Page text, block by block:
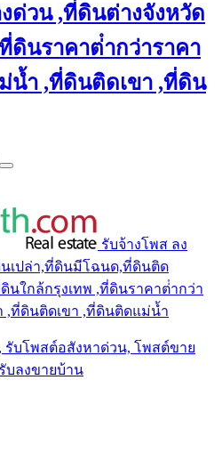
ด่วน ,ที่ดินต่างจังหวัด
ดินราคาต่ํากว่าราคา
น้ำ ,ที่ดินติดเขา ,ที่ดิน
รับจ้างโพส ลง
เปล่า,ที่ดินมีโฉนด,ที่ดินติด
นใกล้กรุงเทพ ,ที่ดินราคาต่ํากว่า
,ที่ดินติดเขา ,ที่ดินติดแม่น้ำ
บโพสต์อสังหาด่วน, โพสต์ขาย
บลงขายบ้าน